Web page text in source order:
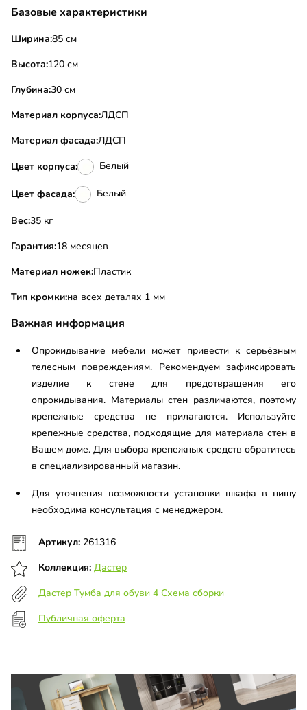
Базовые характеристики
Ширина:85 см
Высота:120 см
Глубина:30 см
Материал корпуса:ЛДСП
Материал фасада:ЛДСП
Цвет корпуса: Белый
Цвет фасада: Белый
Вес:
35 кг
Гарантия:18 месяцев
Материал ножек:Пластик
Тип кромки:на всех деталях 1 мм
Важная информация
Опрокидывание мебели может привести к серьёзным
телесным повреждениям. Рекомендуем зафиксировать
изделие к стене для предотвращения его
опрокидывания. Материалы стен различаются, поэтому
крепежные средства не прилагаются. Используйте
крепежные средства, подходящие для материала стен в
Вашем доме. Для выбора крепежных средств обратитесь
в специализированный магазин.
Для уточнения возможности установки шкафа в нишу
необходима консультация с менеджером.
Артикул: 261316
Коллекция: Дастер
Дастер Тумба для обуви 4 Схема сборки
Публичная оферта